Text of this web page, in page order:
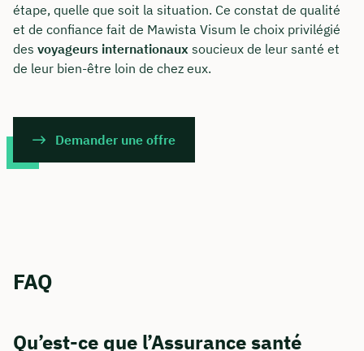
étape, quelle que soit la situation. Ce constat de qualité
et de confiance fait de Mawista Visum le choix privilégié
des voyageurs internationaux soucieux de leur santé et
de leur bien-être loin de chez eux.
Demander une offre
FAQ
Qu’est-ce que l’Assurance santé